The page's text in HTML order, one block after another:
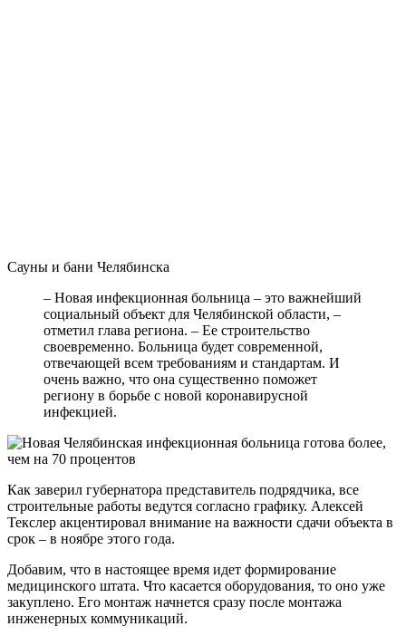
Сауны и бани Челябинска
– Новая инфекционная больница – это важнейший
социальный объект для Челябинской области, –
отметил глава региона. – Ее строительство
своевременно. Больница будет современной,
отвечающей всем требованиям и стандартам. И
очень важно, что она существенно поможет
региону в борьбе с новой коронавирусной
инфекцией.
Как заверил губернатора представитель подрядчика, все
строительные работы ведутся согласно графику. Алексей
Текслер акцентировал внимание на важности сдачи объекта в
срок – в ноябре этого года.
Добавим, что в настоящее время идет формирование
медицинского штата. Что касается оборудования, то оно уже
закуплено. Его монтаж начнется сразу после монтажа
инженерных коммуникаций.